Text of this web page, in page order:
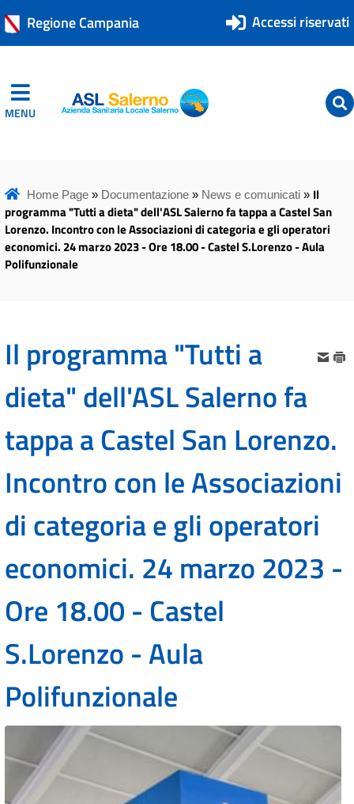
Regione Campania Accessi riservati
MENU ASL Salerno
ASL Salerno
Home Page» Documentazione» News e comunicati» Il
programma "Tutti a dieta" dell'ASL Salerno fa tappa a Castel San
Lorenzo. Incontro con le Associazioni di categoria e gli operatori
economici. 24 marzo 2023 - Ore 18.00 - Castel S.Lorenzo - Aula
Polifunzionale
Il programma "Tutti a
dieta" dell'ASL Salerno fa
tappa a Castel San Lorenzo.
Incontro con le Associazioni
di categoria e gli operatori
economici. 24 marzo 2023 -
Ore 18.00 - Castel
S.Lorenzo - Aula
Polifunzionale